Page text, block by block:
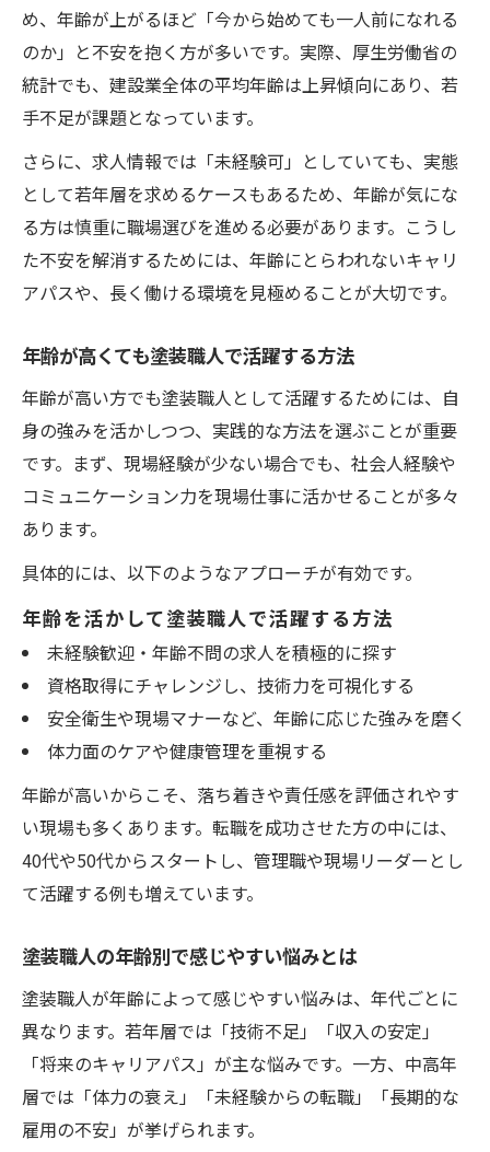
め、年齢が上がるほど「今から始めても一人前になれる
のか」と不安を抱く方が多いです。実際、厚生労働省の
統計でも、建設業全体の平均年齢は上昇傾向にあり、若
手不足が課題となっています。
さらに、求人情報では「未経験可」としていても、実態
として若年層を求めるケースもあるため、年齢が気にな
る方は慎重に職場選びを進める必要があります。こうし
た不安を解消するためには、年齢にとらわれないキャリ
アパスや、長く働ける環境を見極めることが大切です。
年齢が高くても塗装職人で活躍する方法
年齢が高い方でも塗装職人として活躍するためには、自
身の強みを活かしつつ、実践的な方法を選ぶことが重要
です。まず、現場経験が少ない場合でも、社会人経験や
コミュニケーション力を現場仕事に活かせることが多々
あります。
具体的には、以下のようなアプローチが有効です。
年齢を活かして塗装職人で活躍する方法
未経験歓迎・年齢不問の求人を積極的に探す
資格取得にチャレンジし、技術力を可視化する
安全衛生や現場マナーなど、年齢に応じた強みを磨く
体力面のケアや健康管理を重視する
年齢が高いからこそ、落ち着きや責任感を評価されやす
い現場も多くあります。転職を成功させた方の中には、
40代や50代からスタートし、管理職や現場リーダーとし
て活躍する例も増えています。
塗装職人の年齢別で感じやすい悩みとは
塗装職人が年齢によって感じやすい悩みは、年代ごとに
異なります。若年層では「技術不足」「収入の安定」
「将来のキャリアパス」が主な悩みです。一方、中高年
層では「体力の衰え」「未経験からの転職」「長期的な
雇用の不安」が挙げられます。